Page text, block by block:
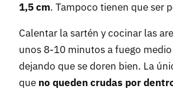
1,5 cm. Tampoco tienen que ser
Calentar la sartén y cocinar las
unos 8-10 minutos a fuego
dejando que se doren bien. La
que no queden crudas por